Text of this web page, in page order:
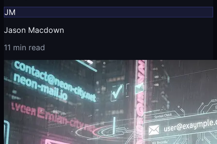
JM
Jason Macdown
11 min read